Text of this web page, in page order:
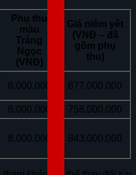
Phụ thu
màu
Trắng
Ngọc
(VNĐ)
Giá niêm yết
(VNĐ – đã
gồm phụ
thu)
8.000.000 677.000.000
8.000.000
758.000.000
8.000.000 843.000.000